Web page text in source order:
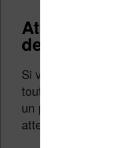
Attendre une
des soldes
Si vous voulez
toute neuve mais
un peu fort, vous
attendre une